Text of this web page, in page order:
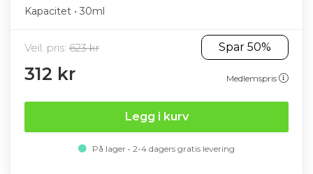
Kapacitet • 30ml
Veil. pris: 623 kr Spar 50%
312 kr Medlemspris
Legg i kurv
På lager • 2-4 dagers gratis levering